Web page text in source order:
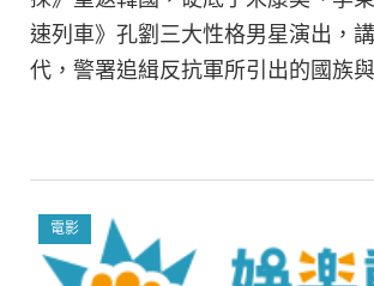
速列車》孔劉三大性格男星演出，
代，警署追緝反抗軍所引出的國族
電影